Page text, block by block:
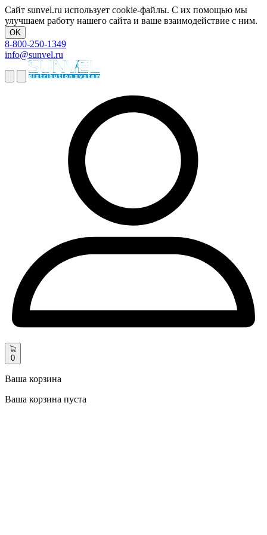
Сайт sunvel.ru использует cookie-файлы. С их помощью мы
улучшаем работу нашего сайта и ваше взаимодействие с ним.
OK
8-800-250-1349
info@sunvel.ru
0
Ваша корзина
Ваша корзина пуста